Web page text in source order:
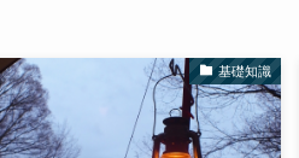
基礎知識